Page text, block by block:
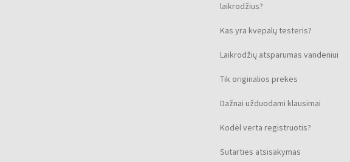
laikrodžius?
Kas yra kvepalų testeris?
Laikrodžių atsparumas vandeniui
Tik originalios prekės
Dažnai užduodami klausimai
Kodėl verta registruotis?
Sutarties atsisakymas